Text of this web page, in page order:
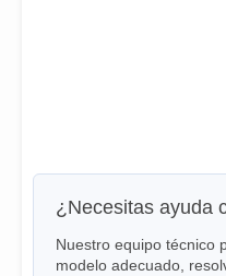
¿Necesitas ayuda
Nuestro equipo técnico
modelo adecuado,